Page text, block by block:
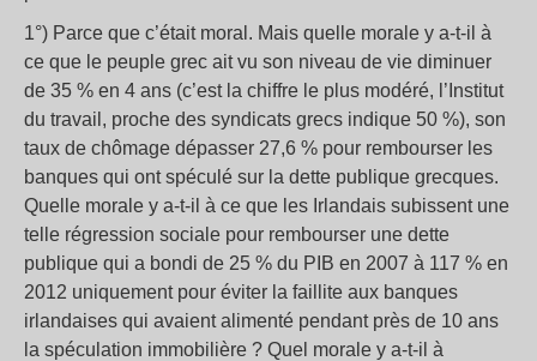
1°) Parce que c’était moral. Mais quelle morale y a-t-il à
ce que le peuple grec ait vu son niveau de vie diminuer
de 35 % en 4 ans (c’est la chiffre le plus modéré, l’Institut
du travail, proche des syndicats grecs indique 50 %), son
taux de chômage dépasser 27,6 % pour rembourser les
banques qui ont spéculé sur la dette publique grecques.
Quelle morale y a-t-il à ce que les Irlandais subissent une
telle régression sociale pour rembourser une dette
publique qui a bondi de 25 % du PIB en 2007 à 117 % en
2012 uniquement pour éviter la faillite aux banques
irlandaises qui avaient alimenté pendant près de 10 ans
la spéculation immobilière ? Quel morale y a-t-il à